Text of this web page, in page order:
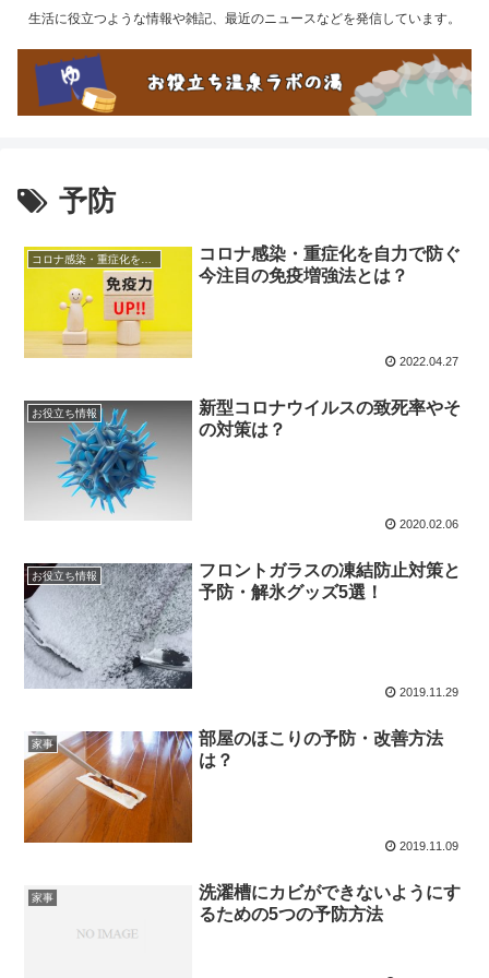
生活に役立つような情報や雑記、最近のニュースなどを発信しています。
予防
コロナ感染・重症化を自力で防ぐ今注目の免疫増強法とは？
コロナ感染・重症化を自力で防ぐ
今注目の免疫増強法とは？
2022.04.27
お役立ち情報
新型コロナウイルスの致死率やそ
の対策は？
2020.02.06
お役立ち情報
フロントガラスの凍結防止対策と
予防・解氷グッズ5選！
2019.11.29
家事
部屋のほこりの予防・改善方法
は？
2019.11.09
家事
洗濯槽にカビができないようにす
るための5つの予防方法